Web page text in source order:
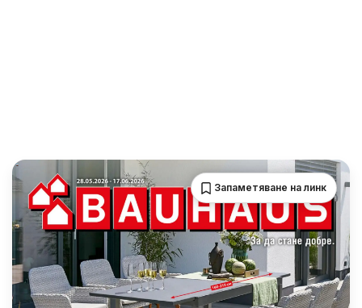
Запаметяване на линк